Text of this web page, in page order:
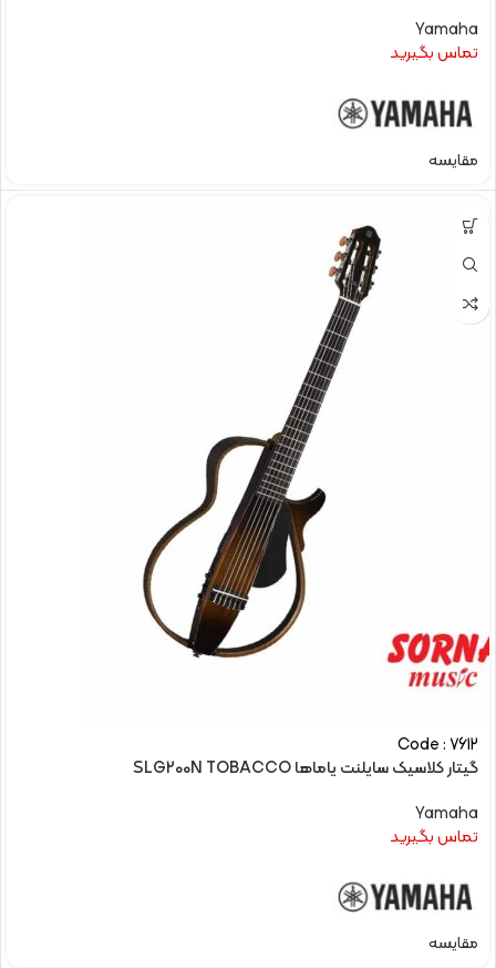
Yamaha
تماس بگیرید
مقایسه
Code : 7612
گیتار کلاسیک سایلنت یاماها SLG200N TOBACCO
Yamaha
تماس بگیرید
مقایسه